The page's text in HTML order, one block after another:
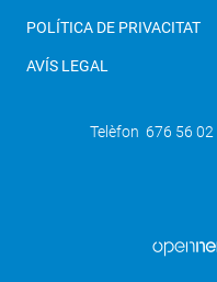
POLÍTICA DE PRIVACITAT
AVÍS LEGAL
Telèfon 676 56